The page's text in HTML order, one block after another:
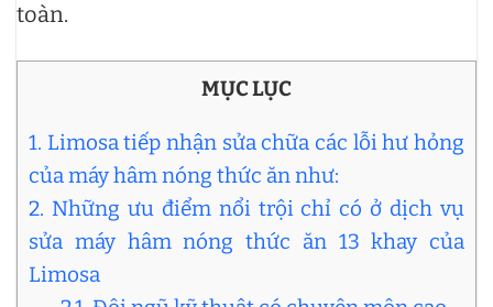
toàn.
MỤC LỤC
1. Limosa tiếp nhận sửa chữa các lỗi hư hỏng
của máy hâm nóng thức ăn như:
2. Những ưu điểm nổi trội chỉ có ở dịch vụ
sửa máy hâm nóng thức ăn 13 khay của
Limosa